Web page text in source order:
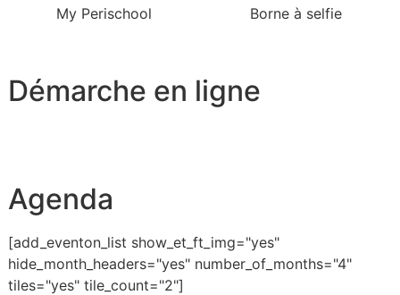
My Perischool Borne à selfie
Démarche en ligne
Agenda
[add_eventon_list show_et_ft_img="yes"
hide_month_headers="yes" number_of_months="4"
tiles="yes" tile_count="2"]